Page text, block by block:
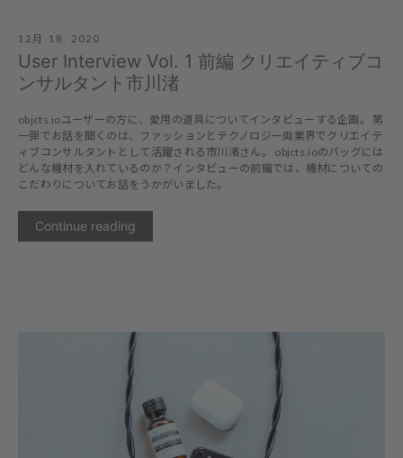
12月 18, 2020
User Interview Vol. 1 前編 クリエイティブコ
ンサルタント市川渚
objcts.ioユーザーの方に、愛用の道具についてインタビューする企画。 第
一弾でお話を聞くのは、ファッションとテクノロジー両業界でクリエイテ
ィブコンサルタントとして活躍される市川渚さん。 objcts.ioのバッグには
どんな機材を入れているのか？インタビューの前編では、機材についての
こだわりについてお話をうかがいました。
Continue reading